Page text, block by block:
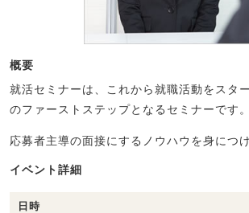
概要
就活セミナーは、これから就職活動をスタ
のファーストステップとなるセミナーです。
応募者主導の面接にするノウハウを身につ
イベント詳細
日時